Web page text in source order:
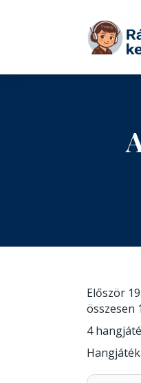
Tovább a tartalomhoz
Először
összesen
4